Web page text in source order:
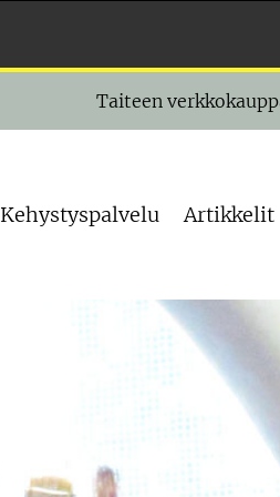
Taiteen
Kehystyspalvelu Artikkelit